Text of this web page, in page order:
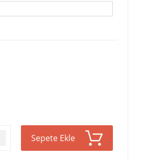
Sepete Ekle